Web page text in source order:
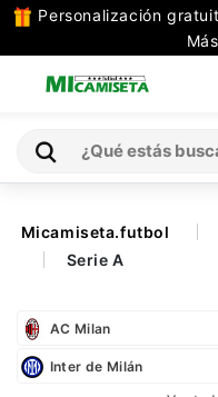
Personalización
TODAS
LAS
CATEGORIAS
Retro
La Liga
Micamiseta.futbol
Serie A
AC Milan
Inter de Milán